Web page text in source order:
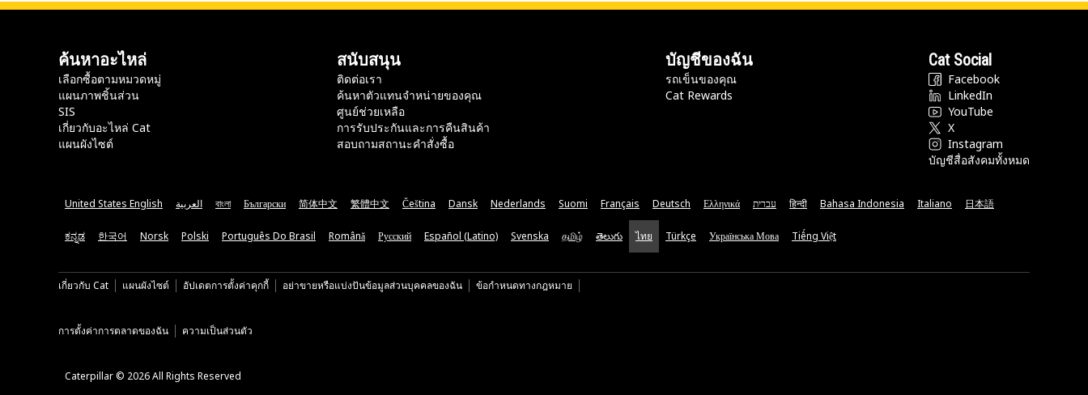
ค้นหาอะไหล่
เลือกซื้อตามหมวดหมู่
แผนภาพชิ้นส่วน
SIS
เกี่ยวกับอะไหล่ Cat
แผนผังไซต์
สนับสนุน
ติดต่อเรา
ค้นหาตัวแทนจำหน่ายของคุณ
ศูนย์ช่วยเหลือ
การรับประกันและการคืนสินค้า
สอบถามสถานะคำสั่งซื้อ
บัญชีของฉัน
รถเข็นของคุณ
Cat Rewards
Cat Social
Facebook
LinkedIn
YouTube
X
Instagram
บัญชีสื่อสังคมทั้งหมด
United States English العربية বাংলা Български 简体中文 繁體中文 Čeština Dansk Nederlands Suomi Français Deutsch Ελληνικά עברית हिन्दी Bahasa Indonesia Italiano 日本語
ಕನ್ನಡ 한국어 Norsk Polski Português Do Brasil Română Русский Español (Latino) Svenska தமிழ் తెలుగు ไทย Türkçe Українська Мова Tiếng Việt
เกี่ยวกับ Cat แผนผังไซต์ อัปเดตการตั้งค่าคุกกี้ อย่าขายหรือแบ่งปันข้อมูลส่วนบุคคลของฉัน ข้อกำหนดทางกฎหมาย
การตั้งค่าการตลาดของฉัน ความเป็นส่วนตัว
Caterpillar © 2026 All Rights Reserved